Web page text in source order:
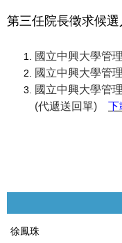
第三任院長徵求候
國立中興大學管
國立中興大學管
國立中興大學管
(代遞送回單) 下
徐鳳珠